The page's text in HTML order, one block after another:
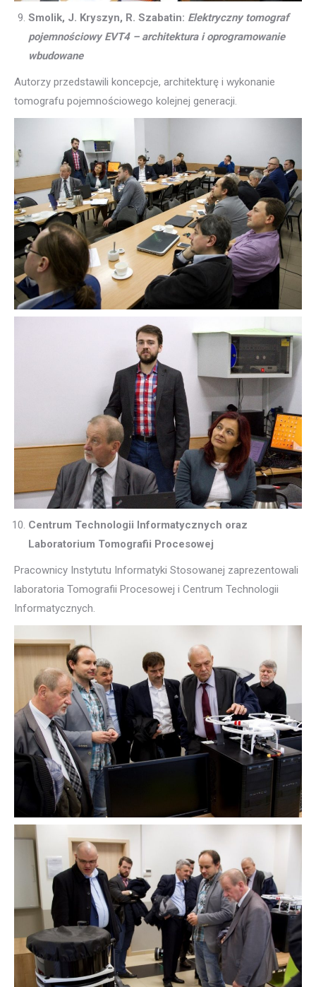
Smolik, J. Kryszyn, R. Szabatin: Elektryczny tomograf
pojemnościowy EVT4 – architektura i oprogramowanie
wbudowane
Autorzy przedstawili koncepcje, architekturę i wykonanie
tomografu pojemnościowego kolejnej generacji.
Centrum Technologii Informatycznych oraz
Laboratorium Tomografii Procesowej
Pracownicy Instytutu Informatyki Stosowanej zaprezentowali
laboratoria Tomografii Procesowej i Centrum Technologii
Informatycznych.